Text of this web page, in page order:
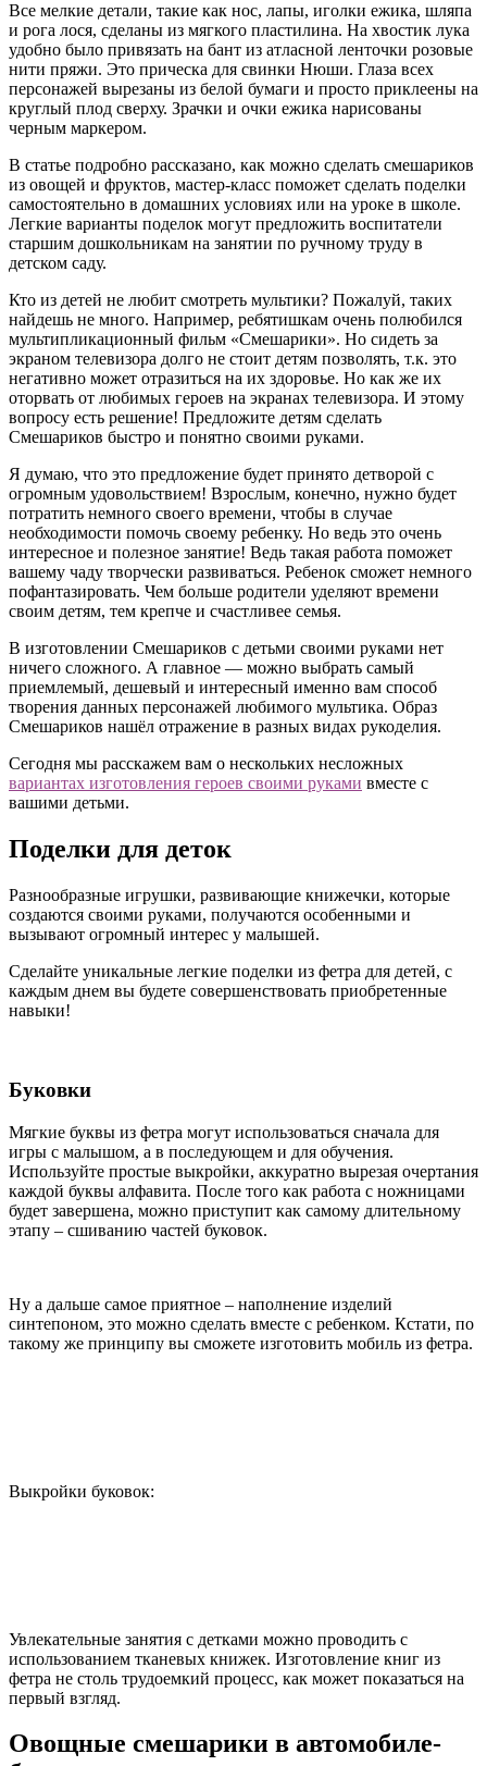
Все мелкие детали, такие как нос, лапы, иголки ежика, шляпа
и рога лося, сделаны из мягкого пластилина. На хвостик лука
удобно было привязать на бант из атласной ленточки розовые
нити пряжи. Это прическа для свинки Нюши. Глаза всех
персонажей вырезаны из белой бумаги и просто приклеены на
круглый плод сверху. Зрачки и очки ежика нарисованы
черным маркером.
В статье подробно рассказано, как можно сделать смешариков
из овощей и фруктов, мастер-класс поможет сделать поделки
самостоятельно в домашних условиях или на уроке в школе.
Легкие варианты поделок могут предложить воспитатели
старшим дошкольникам на занятии по ручному труду в
детском саду.
Кто из детей не любит смотреть мультики? Пожалуй, таких
найдешь не много. Например, ребятишкам очень полюбился
мультипликационный фильм «Смешарики». Но сидеть за
экраном телевизора долго не стоит детям позволять, т.к. это
негативно может отразиться на их здоровье. Но как же их
оторвать от любимых героев на экранах телевизора. И этому
вопросу есть решение! Предложите детям сделать
Смешариков быстро и понятно своими руками.
Я думаю, что это предложение будет принято детворой с
огромным удовольствием! Взрослым, конечно, нужно будет
потратить немного своего времени, чтобы в случае
необходимости помочь своему ребенку. Но ведь это очень
интересное и полезное занятие! Ведь такая работа поможет
вашему чаду творчески развиваться. Ребенок сможет немного
пофантазировать. Чем больше родители уделяют времени
своим детям, тем крепче и счастливее семья.
В изготовлении Смешариков с детьми своими руками нет
ничего сложного. А главное — можно выбрать самый
приемлемый, дешевый и интересный именно вам способ
творения данных персонажей любимого мультика. Образ
Смешариков нашёл отражение в разных видах рукоделия.
Сегодня мы расскажем вам о нескольких несложных
вариантах изготовления героев своими руками вместе с
вашими детьми.
Поделки для деток
Разнообразные игрушки, развивающие книжечки, которые
создаются своими руками, получаются особенными и
вызывают огромный интерес у малышей.
Сделайте уникальные легкие поделки из фетра для детей, с
каждым днем вы будете совершенствовать приобретенные
навыки!
Буковки
Мягкие буквы из фетра могут использоваться сначала для
игры с малышом, а в последующем и для обучения.
Используйте простые выкройки, аккуратно вырезая очертания
каждой буквы алфавита. После того как работа с ножницами
будет завершена, можно приступит как самому длительному
этапу – сшиванию частей буковок.
Ну а дальше самое приятное – наполнение изделий
синтепоном, это можно сделать вместе с ребенком. Кстати, по
такому же принципу вы сможете изготовить мобиль из фетра.
Выкройки буковок:
Увлекательные занятия с детками можно проводить с
использованием тканевых книжек. Изготовление книг из
фетра не столь трудоемкий процесс, как может показаться на
первый взгляд.
Овощные смешарики в автомобиле-